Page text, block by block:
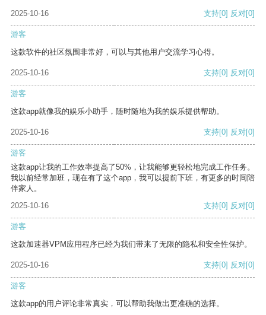
2025-10-16 支持[0] 反对[0]
游客
这款软件的社区氛围非常好，可以与其他用户交流学习心得。
2025-10-16 支持[0] 反对[0]
游客
这款app就像我的娱乐小助手，随时随地为我的娱乐提供帮助。
2025-10-16 支持[0] 反对[0]
游客
这款app让我的工作效率提高了50%，让我能够更轻松地完成工作任务。
我以前经常加班，现在有了这个app，我可以提前下班，有更多的时间陪
伴家人。
2025-10-16
支持[0] 反对[0]
游客
这款加速器VPM应用程序已经为我们带来了无限的隐私和安全性保护。
2025-10-16 支持[0] 反对[0]
游客
这款app的用户评论非常真实，可以帮助我做出更准确的选择。